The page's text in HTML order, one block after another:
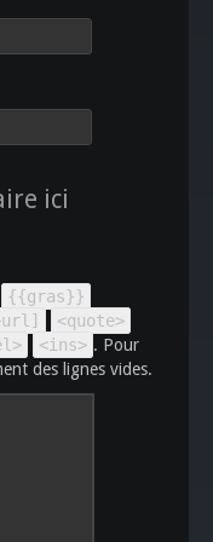
ici
{{gras}}
<quote>
<ins> . Pour
des lignes vides.